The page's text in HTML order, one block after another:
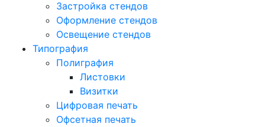
Застройка стендов
Оформление стендов
Освещение стендов
Типография
Полиграфия
Листовки
Визитки
Цифровая печать
Офсетная печать